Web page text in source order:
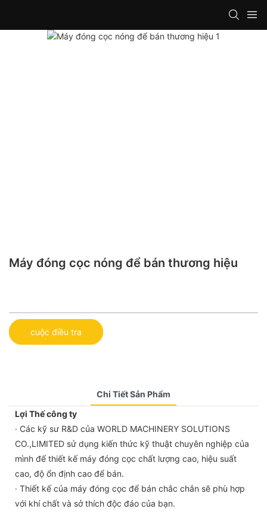
Máy đóng cọc nóng để bán thương hiệu
cuộc điều tra
Chi Tiết Sản Phẩm
Lợi Thế công ty
· Các kỹ sư R&D của WORLD MACHINERY SOLUTIONS
CO.,LIMITED sử dụng kiến ​​thức kỹ thuật chuyên nghiệp của
mình để thiết kế máy đóng cọc chất lượng cao, hiệu suất
cao, độ ổn định cao để bán.
· Thiết kế của máy đóng cọc để bán chắc chắn sẽ phù hợp
với khí chất và sở thích độc đáo của bạn.